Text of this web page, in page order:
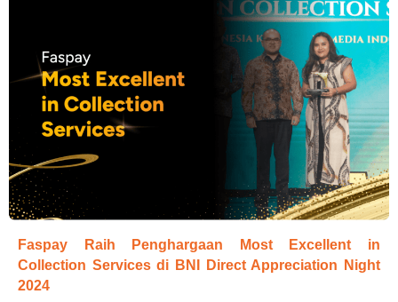
Faspay Raih Penghargaan Most Excellent in
Collection Services di BNI Direct Appreciation Night
2024